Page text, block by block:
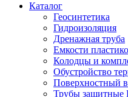
Каталог
Геосинтетика
Гидроизоляция
Дренажная труба
Емкости
Колодцы и
Обустройство
Поверхностный
Трубы